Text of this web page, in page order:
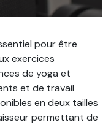
pour être
exercices
de yoga et
et de travail
en deux tailles
permettant de